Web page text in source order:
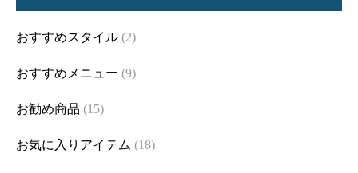
おすすめスタイル (2)
おすすめメニュー (9)
お勧め商品 (15)
お気に入りアイテム (18)